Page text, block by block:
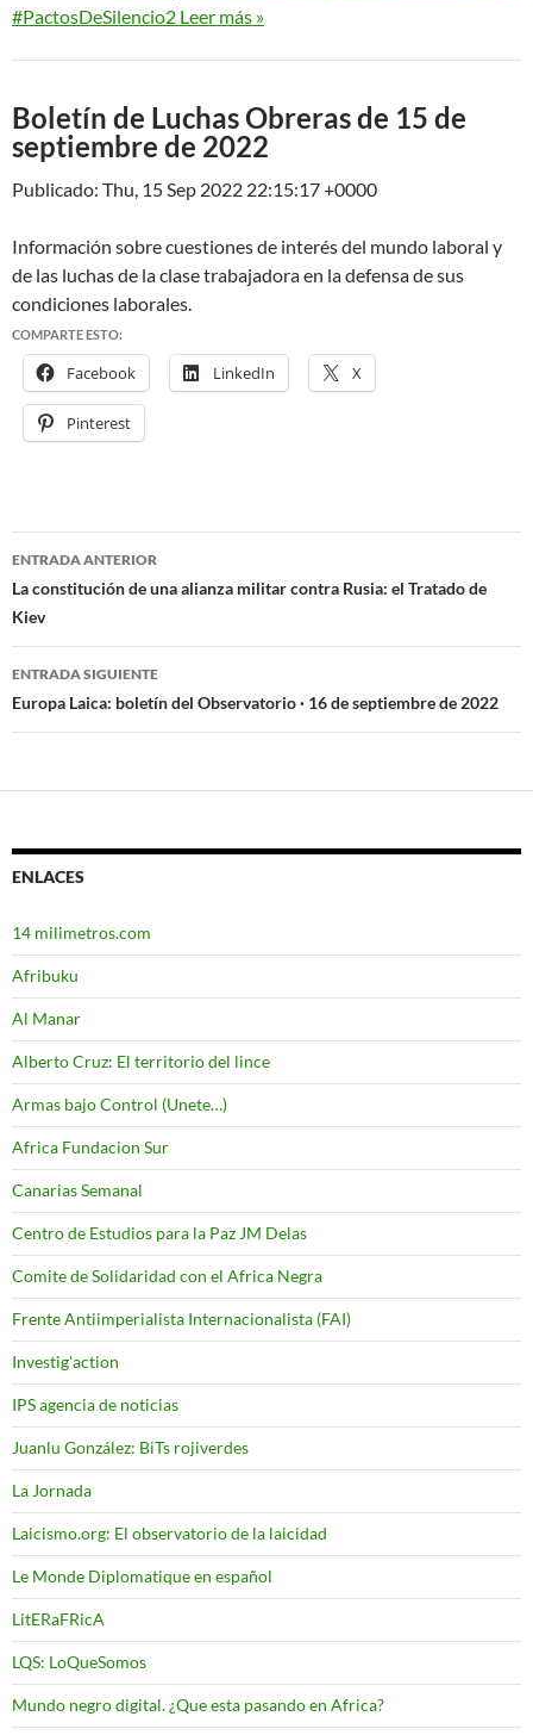
#PactosDeSilencio2 Leer más »
Boletín de Luchas Obreras de 15 de
septiembre de 2022
Publicado: Thu, 15 Sep 2022 22:15:17 +0000
Información sobre cuestiones de interés del mundo laboral y
de las luchas de la clase trabajadora en la defensa de sus
condiciones laborales.
COMPARTE ESTO:
Facebook LinkedIn X
Pinterest
Navegación
de
entradas
ENTRADA ANTERIOR
La constitución de una alianza militar contra Rusia: el Tratado de
Kiev
ENTRADA SIGUIENTE
Europa Laica: boletín del Observatorio · 16 de septiembre de 2022
ENLACES
14 milimetros.com
Afribuku
Al Manar
Alberto Cruz: El territorio del lince
Armas bajo Control (Unete…)
Africa Fundacion Sur
Canarias Semanal
Centro de Estudios para la Paz JM Delas
Comite de Solidaridad con el Africa Negra
Frente Antiimperialista Internacionalista (FAI)
Investig'action
IPS agencia de noticias
Juanlu González: BiTs rojiverdes
La Jornada
Laicismo.org: El observatorio de la laicidad
Le Monde Diplomatique en español
LitERaFRicA
LQS: LoQueSomos
Mundo negro digital. ¿Que esta pasando en Africa?